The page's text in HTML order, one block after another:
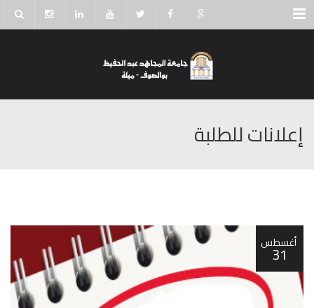
Menu
إعلانات للطلبة
أغسطس
31